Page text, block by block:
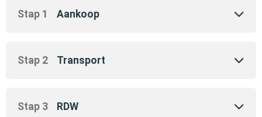
Stap 1 Aankoop
Stap 2 Transport
Stap 3 RDW